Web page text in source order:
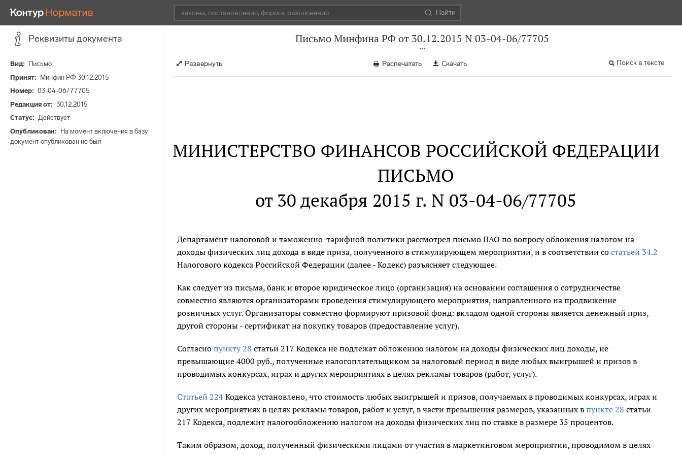
Найти
Реквизиты документа
Вид
Письмо
Принят
Минфин РФ 30.12.2015
Номер
03-04-06/77705
Редакция от
30.12.2015
Статус
Действует
Опубликован
На момент включения в базу
документ опубликован не был
Письмо Минфина РФ от 30.12.2015 N 03-04-06/77705
Развернуть Распечатать Скачать Поиск в тексте
МИНИСТЕРСТВО ФИНАНСОВ РОССИЙСКОЙ ФЕДЕРАЦИИ
ПИСЬМО
от 30 декабря 2015 г. N 03-04-06/77705
Департамент налоговой и таможенно-тарифной политики рассмотрел письмо ПАО по вопросу обложения налогом на
доходы физических лиц дохода в виде приза, полученного в стимулирующем мероприятии, и в соответствии со статьей 34.2
Налогового кодекса Российской Федерации (далее - Кодекс) разъясняет следующее.
Как следует из письма, банк и второе юридическое лицо (организация) на основании соглашения о сотрудничестве
совместно являются организаторами проведения стимулирующего мероприятия, направленного на продвижение
розничных услуг. Организаторы совместно формируют призовой фонд: вкладом одной стороны является денежный приз,
другой стороны - сертификат на покупку товаров (предоставление услуг).
Согласно пункту 28 статьи 217 Кодекса не подлежат обложению налогом на доходы физических лиц доходы, не
превышающие 4000 руб., полученные налогоплательщиком за налоговый период в виде любых выигрышей и призов в
проводимых конкурсах, играх и других мероприятиях в целях рекламы товаров (работ, услуг).
Статьей 224Кодекса установлено, что стоимость любых выигрышей и призов, получаемых в проводимых конкурсах, играх и
других мероприятиях в целях рекламы товаров, работ и услуг, в части превышения размеров, указанных в пункте 28 статьи
217 Кодекса, подлежит налогообложению налогом на доходы физических лиц по ставке в размере 35 процентов.
Таким образом, доход, полученный физическими лицами от участия в маркетинговом мероприятии, проводимом в целях